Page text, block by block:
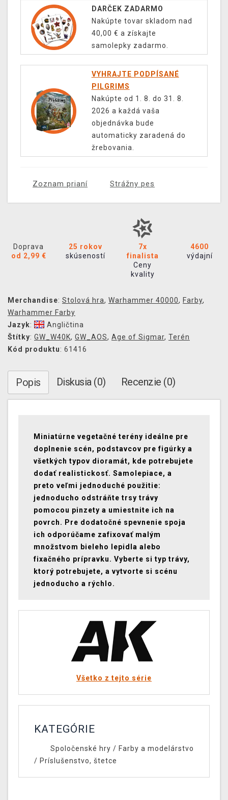
DARČEK ZADARMO
Nakúpte tovar skladom nad
40,00 € a získajte
samolepky zadarmo.
VYHRAJTE PODPÍSANÉ
PILGRIMS
Nakúpte od 1. 8. do 31. 8.
2026 a každá vaša
objednávka bude
automaticky zaradená do
žrebovania.
Zoznam prianí Strážny pes
Doprava
od 2,99 €
25 rokov
skúseností
7x
finalista
Ceny
kvality
4600
výdajní
Merchandise: Stolová hra, Warhammer 40000, Farby,
Warhammer Farby
Jazyk:
Angličtina
Štítky: GW_W40K, GW_AOS, Age of Sigmar, Terén
Kód produktu: 61416
Popis Diskusia (0) Recenzie (0)
Miniatúrne vegetačné terény ideálne pre
doplnenie scén, podstavcov pre figúrky a
všetkých typov dioramát, kde potrebujete
dodať realistickosť. Samolepiace, a
preto veľmi jednoduché použitie:
jednoducho odstráňte trsy trávy
pomocou pinzety a umiestnite ich na
povrch. Pre dodatočné spevnenie spoja
ich odporúčame zafixovať malým
množstvom bieleho lepidla alebo
fixačného prípravku. Vyberte si typ trávy,
ktorý potrebujete, a vytvorte si scénu
jednoducho a rýchlo.
Všetko z tejto série
KATEGÓRIE
Spoločenské hry / Farby a modelárstvo
/ Príslušenstvo, štetce